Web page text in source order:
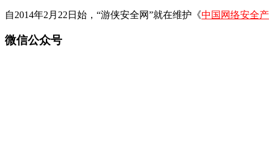
自2014年2月22日始，“游侠安全网”就在维护《中国网络安全
微信公众号